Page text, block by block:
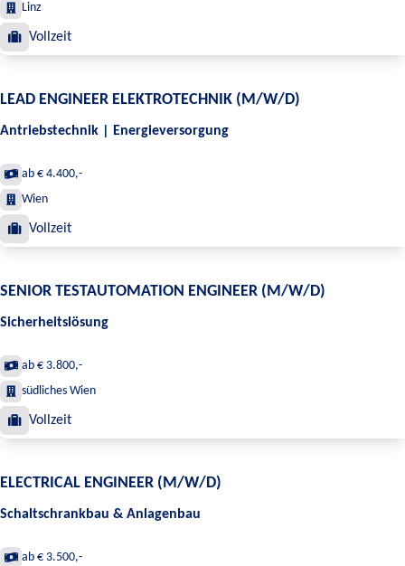
Linz
Vollzeit
LEAD ENGINEER ELEKTROTECHNIK (M/W/D)
Antriebstechnik | Energieversorgung
ab € 4.400,-
Wien
Vollzeit
SENIOR TESTAUTOMATION ENGINEER (M/W/D)
Sicherheitslösung
ab € 3.800,-
südliches Wien
Vollzeit
ELECTRICAL ENGINEER (M/W/D)
Schaltschrankbau & Anlagenbau
ab € 3.500,-